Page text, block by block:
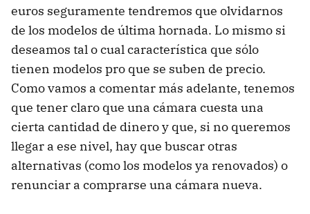
euros seguramente tendremos que olvidarnos
de los modelos de última hornada. Lo mismo si
deseamos tal o cual característica que sólo
tienen modelos pro que se suben de precio.
Como vamos a comentar más adelante, tenemos
que tener claro que una cámara cuesta una
cierta cantidad de dinero y que, si no queremos
llegar a ese nivel, hay que buscar otras
alternativas (como los modelos ya renovados) o
renunciar a comprarse una cámara nueva.